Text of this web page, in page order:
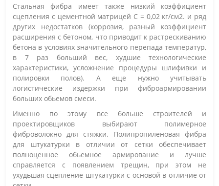
Стальная фибра имеет также низкий коэффициент
сцепления с цементной матрицей С = 0,02 кг/см2. и ряд
других недостатков (коррозия, разный коэффициент
расширения с бетоном, что приводит к растрескиванию
бетона в условиях значительного перепада температур,
в 7 раз больший вес, худшие технологические
характеристики, усложнение процедуры шлифивки и
полировки полов). А еще нужно учитывать
логистические издержки при фиброармировании
больших обьемов смеси.
Именно по этому все больше строителей и
проектировщиков выбирают полимерное
фиброволокно для стяжки. Полипропиленовая фибра
для штукатурки в отличии от сетки обеспечивает
полноценное обьемное армирование и лучше
справляется с появлением трещин, при этом не
ухудьшая сцепление штукатурки с основой в отличие от